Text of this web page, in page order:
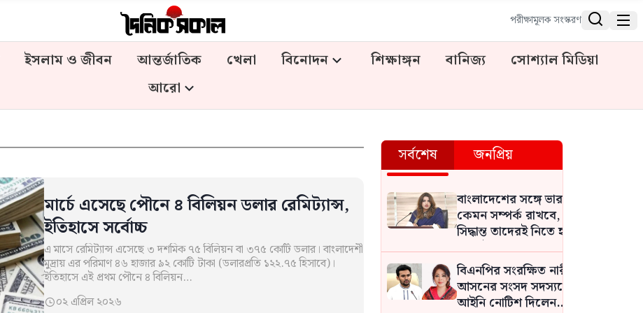
পরীক্ষামূলক সংস্করণ  
ইসলাম ও জীবন আন্তর্জাতিক খেলা বিনোদন শিক্ষাঙ্গন বানিজ্য
সোশ্যাল মিডিয়া
আরো
মার্চে এসেছে পৌনে ৪ বিলিয়ন ডলার রেমিট্যান্স,
ইতিহাসে সর্বোচ্চ
এ মাসে রেমিট্যান্স এসেছে ৩ দশমিক ৭৫ বিলিয়ন বা ৩৭৫ কোটি ডলার। বাংলাদেশী
মুদ্রায় এর পরিমাণ ৪৬ হাজার ৯২ কোটি টাকা (ডলারপ্রতি ১২২.৭৫ হিসাবে)।
ইতিহাসে এই প্রথম পৌনে ৪ বিলিয়ন…
০২ এপ্রিল ২০২৬
সর্বশেষ জনপ্রিয়
বাংলাদেশের সঙ্গে ভারত
কেমন সম্পর্ক রাখবে, সেই
সিদ্ধান্ত তাদেরই নিতে হবে:
পররাষ্ট্র প্রতিমন্ত্রী
বিএনপির সংরক্ষিত নারী
আসনের সংসদ সদস্যকে
আইনি নোটিশ দিলেন